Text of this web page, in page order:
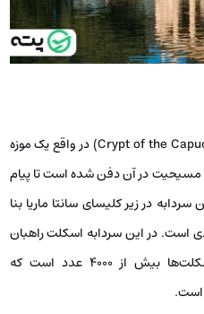
سردابه راهبان کاپوچین (Crypt of the Capuchin Friars) در واقع یک موزه
مسیحیت در آن دفن شده است تا پیام
در زیر کلیسای سانتا ماریا بنا
است. در این سردابه اسکلت راهبان
نگهداری می‌شود که تعداد این اسکلت‌ها بیش از 4000 عدد است که
است.